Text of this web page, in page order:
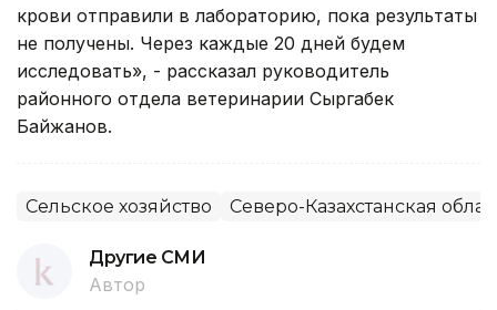
крови отправили в лабораторию, пока результаты
не получены. Через каждые 20 дней будем
исследовать», - рассказал руководитель
районного отдела ветеринарии Сыргабек
Байжанов.
Сельское хозяйство Северо-Казахстанская
Другие СМИ
Автор